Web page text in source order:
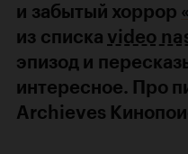
и забытый хоррор
из списка video
эпизод и
интересное. Про
Archieves